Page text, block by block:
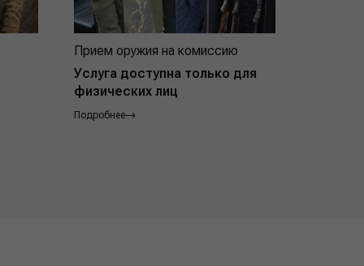
Прием оружия на комиссию
Услуга доступна только для
физических лиц
Подробнее